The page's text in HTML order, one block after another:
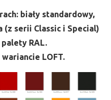
biały standardowy,
serii Classic i Special)
RAL.
LOFT.